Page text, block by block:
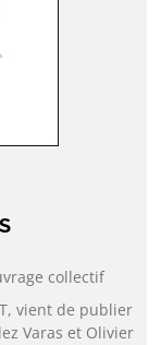
collectif
vient de publier
Varas et Olivier